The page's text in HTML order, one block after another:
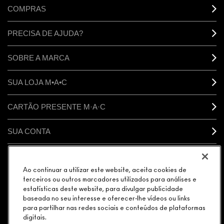
COMPRAS
PRECISA DE AJUDA?
SOBRE A MARCA
SUA LOJA M•A•C
CARTÃO PRESENTE M·A·C
SUA CONTA
GERENCIAR COOKIES DO SITE
Ao continuar a utilizar este website, aceita cookies de
terceiros ou outros marcadores utilizados para análises e
estatísticas deste website, para divulgar publicidade
baseada no seu interesse e oferecer-lhe vídeos ou links
para partilhar nas redes sociais e conteúdos de plataformas
digitais.